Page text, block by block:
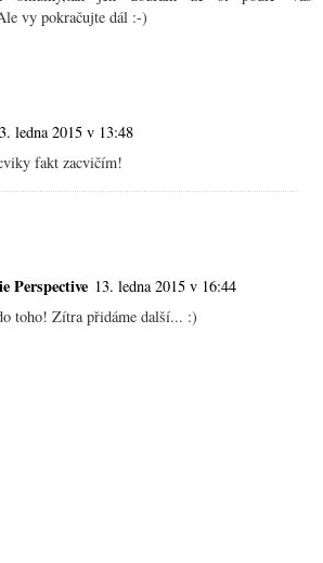
vy pokračujte dál :-)
ledna 2015 v 13:48
fakt zacvičím!
Perspective 13. ledna 2015 v 16:44
toho! Zítra přidáme další... :)